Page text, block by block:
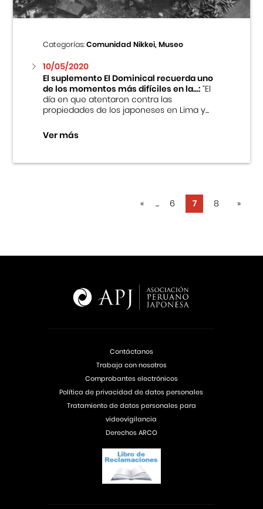
Categorías:Comunidad Nikkei, Museo
10/05/2020
El suplemento El Dominical recuerda uno
de los momentos más difíciles en la...:“El
día en que atentaron contra las
propiedades de los japoneses en Lima y...
Ver más
« ... 6 7 8 »
Contáctanos
Trabaja con nosotros
Comprobantes electrónicos
Política de privacidad de datos personales
Tratamiento de datos personales para
videovigilancia
Derechos ARCO